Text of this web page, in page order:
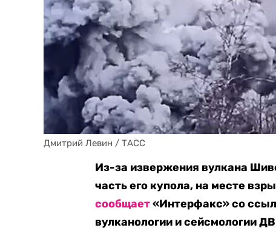
Дмитрий Левин / ТАСС
Из-за извержения вулкана
часть его купола, на месте
сообщает«Интерфакс» со
вулканологии и сейсмологии